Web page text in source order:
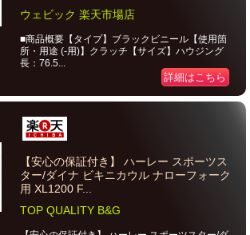
ウェビック 楽天市場店
■商品概要【タイプ】ブラックビニール【使用箇
所・用途 (-用)】クラッチ【サイズ】ハウジング
長：76.5...
詳細はこちら
【安心の保証付き】 ハーレー スポーツス
ター/ダイナ ビキニカウル ナローフォーク
用 XL1200 F...
TOP QUALITY B&G